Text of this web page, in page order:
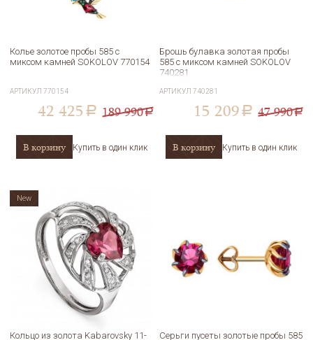
Колье золотое пробы 585 с
миксом камней SOKOLOV 770154
АРТИКУЛ770154
42 425 a 189 990a
В корзину Купить в один клик
Брошь булавка золотая пробы
585 с миксом камней SOKOLOV
740281
АРТИКУЛ740281
15 209 a 47 990a
В корзину Купить в один клик
Кольцо из золота Kabarovsky 11-
New
Серьги пусеты золотые пробы 585